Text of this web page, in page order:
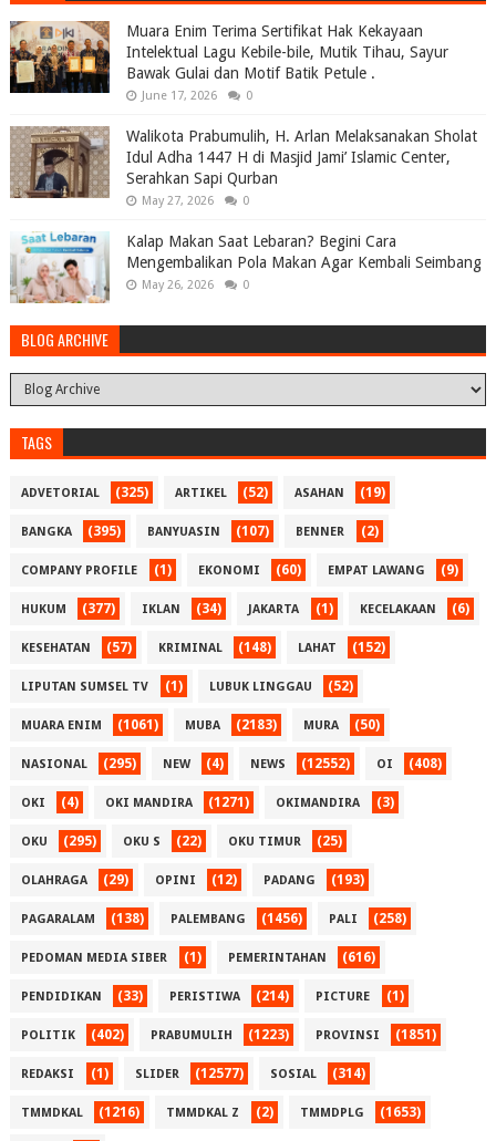
Muara Enim Terima Sertifikat Hak Kekayaan
Intelektual Lagu Kebile-bile, Mutik Tihau, Sayur
Bawak Gulai dan Motif Batik Petule .
June 17, 2026 0
Walikota Prabumulih, H. Arlan Melaksanakan Sholat
Idul Adha 1447 H di Masjid Jami’ Islamic Center,
Serahkan Sapi Qurban
May 27, 2026 0
Kalap Makan Saat Lebaran? Begini Cara
Mengembalikan Pola Makan Agar Kembali Seimbang
May 26, 2026 0
BLOG ARCHIVE
TAGS
ADVETORIAL (325) ARTIKEL (52) ASAHAN (19)
BANGKA (395) BANYUASIN (107) BENNER (2)
COMPANY PROFILE (1) EKONOMI (60) EMPAT LAWANG (9)
HUKUM (377) IKLAN (34) JAKARTA (1) KECELAKAAN (6)
KESEHATAN (57) KRIMINAL (148) LAHAT (152)
LIPUTAN SUMSEL TV (1) LUBUK LINGGAU (52)
MUARA ENIM (1061) MUBA (2183) MURA (50)
NASIONAL (295) NEW (4) NEWS (12552) OI (408)
OKI (4) OKI MANDIRA (1271) OKIMANDIRA (3)
OKU (295) OKU S (22) OKU TIMUR (25)
OLAHRAGA (29) OPINI (12) PADANG (193)
PAGARALAM (138) PALEMBANG (1456) PALI (258)
PEDOMAN MEDIA SIBER (1) PEMERINTAHAN (616)
PENDIDIKAN (33) PERISTIWA (214) PICTURE (1)
POLITIK (402) PRABUMULIH (1223) PROVINSI (1851)
REDAKSI (1) SLIDER (12577) SOSIAL (314)
TMMDKAL (1216) TMMDKAL Z (2) TMMDPLG (1653)